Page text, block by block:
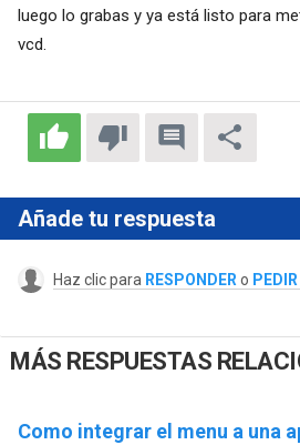
luego lo grabas y ya está listo para
vcd.
Añade tu respuesta
Haz clic para RESPONDER o
MÁS RESPUESTAS
Como integrar el menu a una